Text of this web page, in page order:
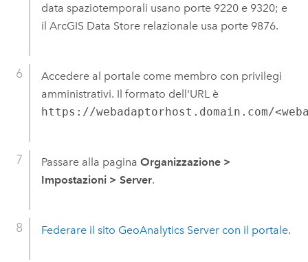
data spaziotemporali usano porte 9220 e 9320; e
il ArcGIS Data Storerelazionale usa porte 9876.
Accedere al portale come membro con privilegi
amministrativi. Il formato dell'URL è
https://webadaptorhost.domain.com/
Passare alla pagina Organizzazione >
Impostazioni > Server.
Federare il sito GeoAnalytics Servercon il portale.